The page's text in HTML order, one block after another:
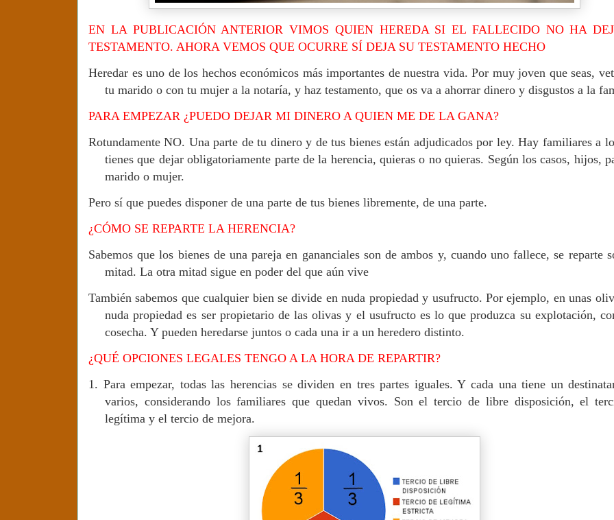
EN LA PUBLICACIÓN ANTERIOR VIMOS QUIEN HEREDA SI EL FALLECIDO NO HA
TESTAMENTO. AHORA VEMOS QUE OCURRE SÍ DEJA SU TESTAMENTO HECHO
Heredar es uno de los hechos económicos más importantes de nuestra vida. Por muy joven que seas,
tu marido o con tu mujer a la notaría, y haz testamento, que os va a ahorrar dinero y disgustos a la
PARA EMPEZAR ¿PUEDO DEJAR MI DINERO A QUIEN ME DE LA GANA?
Rotundamente NO. Una parte de tu dinero y de tus bienes están adjudicados por ley.Hay familiares a
tienes que dejar obligatoriamente parte de la herencia, quieras o no quieras. Según los casos, hijos,
marido o mujer.
Pero sí que puedes disponer de una parte de tus bienes libremente, de una parte.
¿CÓMO SE REPARTE LA HERENCIA?
Sabemos que los bienes de una pareja en gananciales son de ambos y, cuando uno fallece, se reparte
mitad. La otra mitad sigue en poder del que aún vive
También sabemos que cualquier bien se divide en nuda propiedad y usufructo. Por ejemplo, en unas
nuda propiedad es ser propietario de las olivas y el usufructo es lo que produzca su explotación,
cosecha. Y pueden heredarse juntos o cada una ir a un heredero distinto.
¿QUÉ OPCIONES LEGALES TENGO A LA HORA DE REPARTIR?
1. Para empezar, todas las herencias se dividen en tres partes iguales. Y cada una tiene un
varios, considerando los familiares que quedan vivos. Son el tercio de libre disposición, el
legítima y el tercio de mejora.